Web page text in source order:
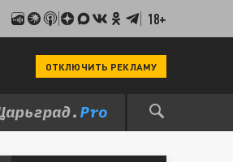
18+
ОТКЛЮЧИТЬ РЕКЛАМУ